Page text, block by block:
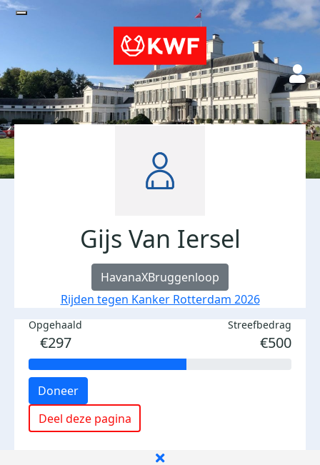
Gijs Van Iersel
HavanaXBruggenloop
Rijden tegen Kanker Rotterdam 2026
Opgehaald
€297
Streefbedrag
€500
Doneer
Deel deze pagina